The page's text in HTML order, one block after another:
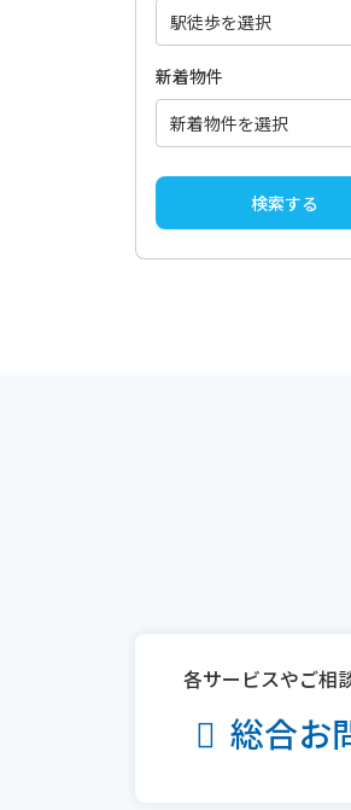
新着物件
検索する
各サービスやご相
総合お